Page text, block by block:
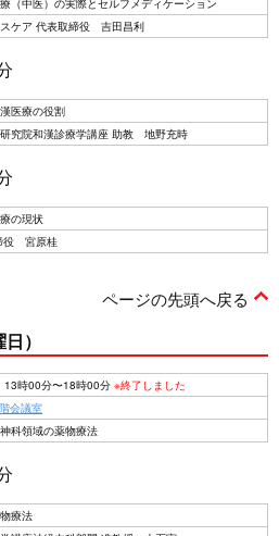
（中医）の実際とセルフメディケーション
ケア 代表取締役 吉田昌利
医療の役割
究院和漢診療学講座 助教 地野充時
の現状
役 宮原桂
ページの先頭へ戻る
）
13時00分〜18時00分 ※終了しました
会議室
科領域の薬物療法
療法